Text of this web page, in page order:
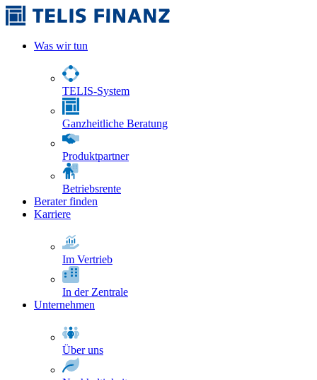
Was wir tun
TELIS-System
Ganzheitliche Beratung
Produktpartner
Betriebsrente
Berater finden
Karriere
Im Vertrieb
In der Zentrale
Unternehmen
Über uns